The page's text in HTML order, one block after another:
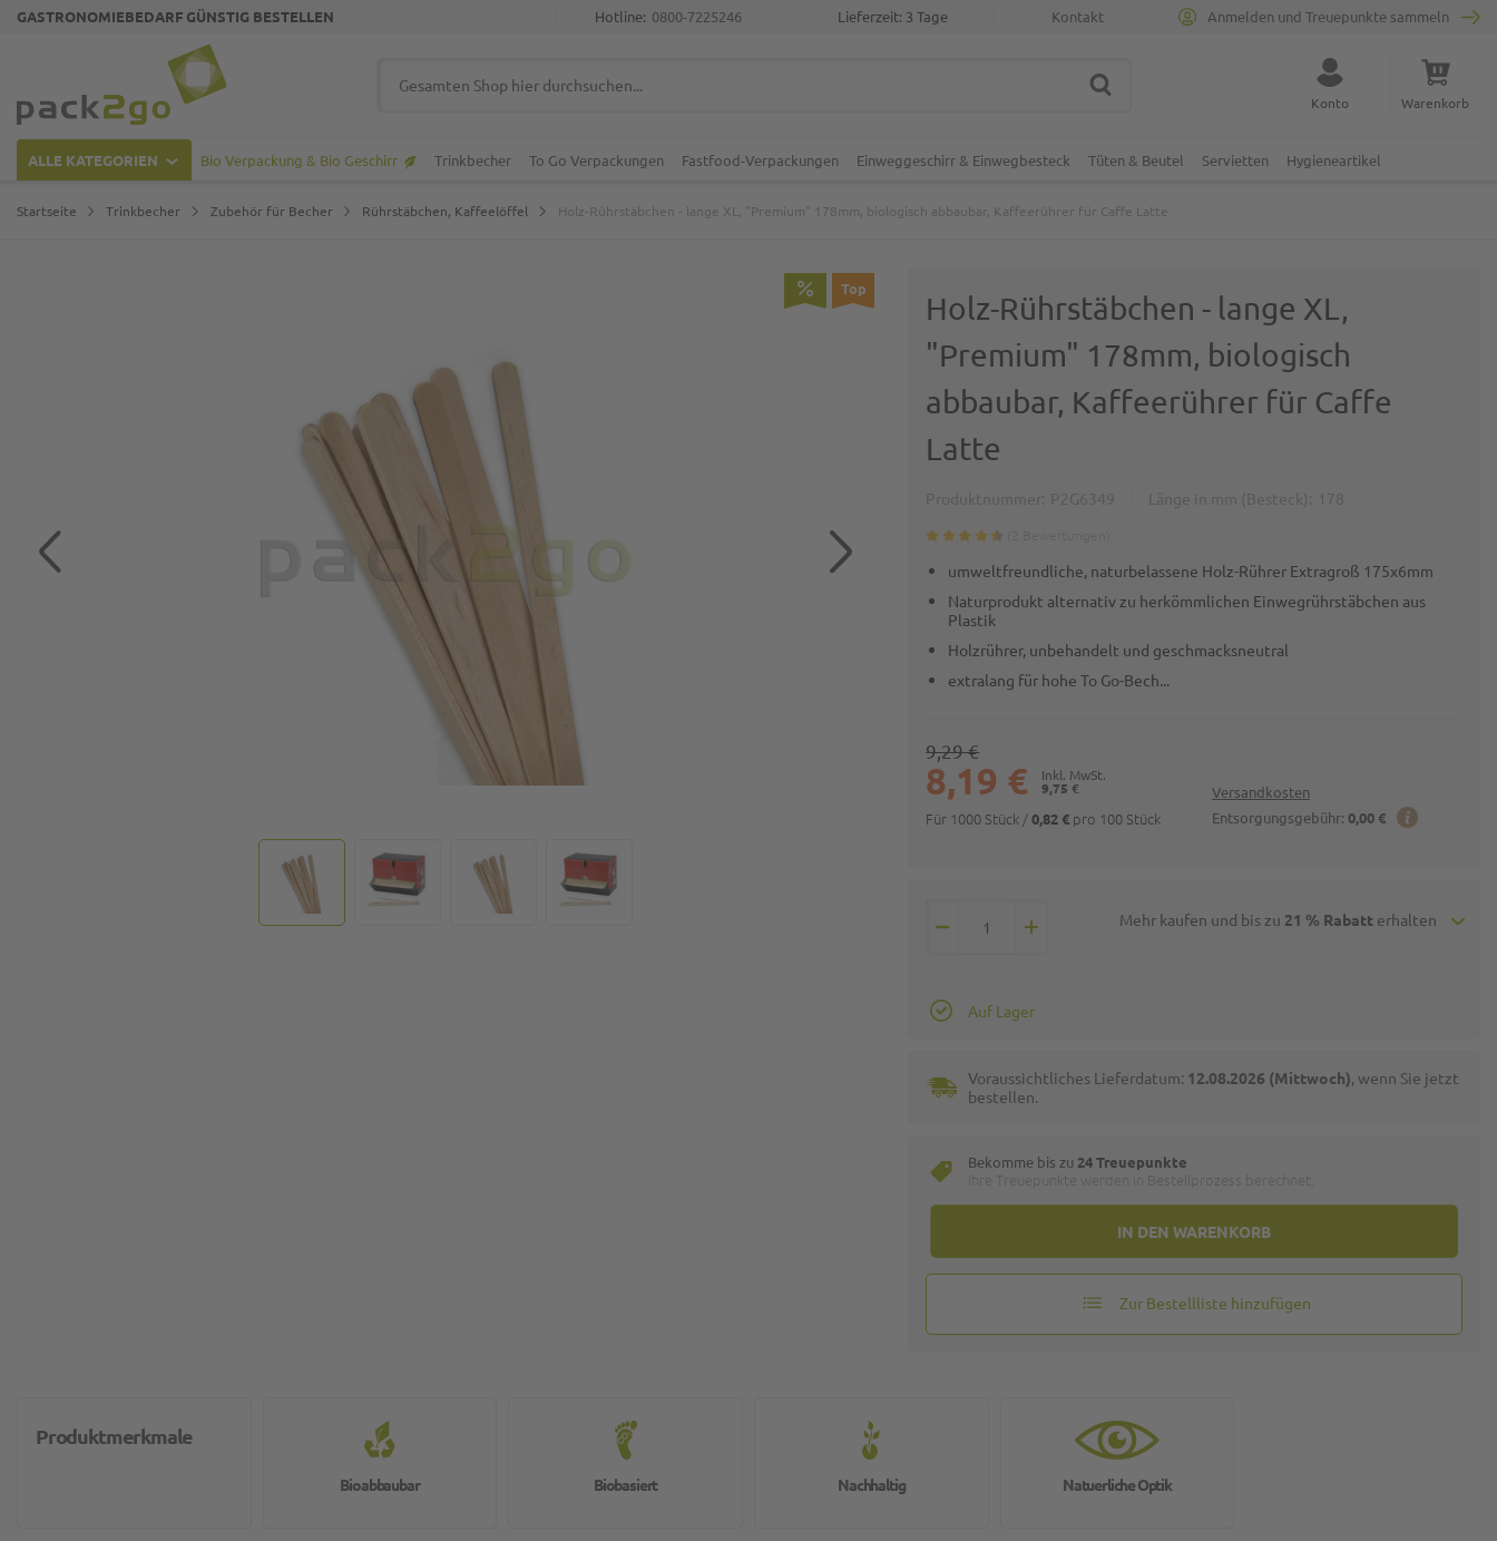
GASTRONOMIEBEDARF GÜNSTIG BESTELLEN Kontakt
Lieferzeit: 3 Tage
Hotline: 0800-7225246 Anmelden und Treuepunkte sammeln
Suche schließen
SUCHE Konto Warenkorb
ALLE KATEGORIEN Bio Verpackung & Bio Geschirr Trinkbecher To Go Verpackungen Fastfood-Verpackungen Einweggeschirr & Einwegbesteck Tüten & Beutel Servietten Hygieneartikel
Startseite Trinkbecher Zubehör für Becher Rührstäbchen, Kaffeelöffel Holz-Rührstäbchen - lange XL, "Premium" 178mm, biologisch abbaubar, Kaffeerührer für Caffe Latte
Top
Holz-Rührstäbchen - lange XL,
"Premium" 178mm, biologisch
abbaubar, Kaffeerührer für Caffe
Latte
umweltfreundliche, naturbelassene Holz-Rührer Extragroß 175x6mm
Naturprodukt alternativ zu herkömmlichen Einwegrührstäbchen aus
Plastik
Holzrührer, unbehandelt und geschmacksneutral
extralang für hohe To Go-Bech...
Versandkosten
Entsorgungsgebühr: 0,00 €
9,75 €
8,19 €
9,29 €
Für 1000 Stück /0,82 € pro 100 Stück
Mehr kaufen und bis zu 21 % Rabatterhalten
IN DEN WARENKORB
Auf Lager
Voraussichtliches Lieferdatum: 12.08.2026 (Mittwoch), wenn Sie jetzt
bestellen.
Bekomme bis zu 24 Treuepunkte
Zur Bestellliste hinzufügen
Produktmerkmale
Bioabbaubar Biobasiert Nachhaltig Natuerliche Optik